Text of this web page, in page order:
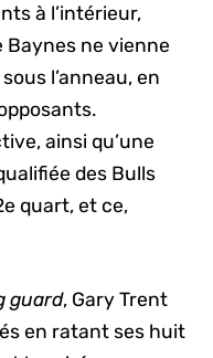
à l’intérieur,
ne vienne
l’anneau, en
ainsi qu’une
des Bulls
quart, et ce,
guard, Gary Trent
en ratant ses huit